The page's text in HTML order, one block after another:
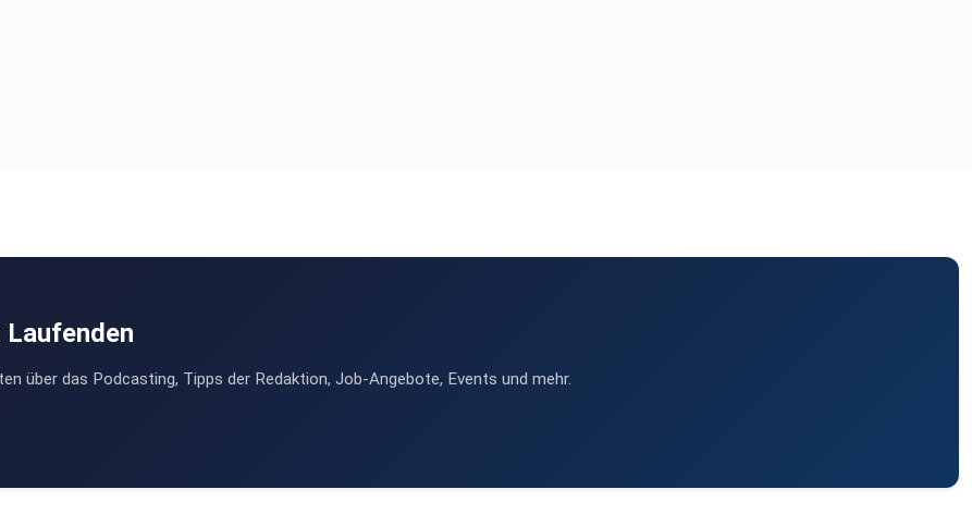
über das Podcasting, Tipps der Redaktion, Job-Angebote, Events und mehr.